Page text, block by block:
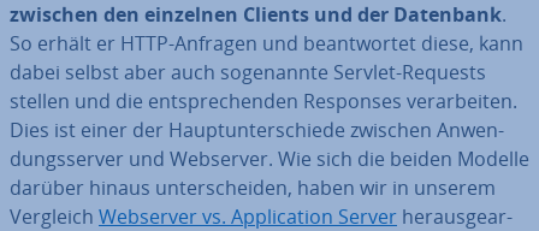
zwischen den einzelnen Clients und der Datenbank.
So erhält er HTTP-Anfragen und be­ant­wor­tet diese, kann
dabei selbst aber auch so­ge­nann­te Servlet-Requests
stellen und die ent­spre­chen­den Responses ver­ar­bei­ten.
Dies ist einer der Haupt­un­ter­schie­de zwischen An­wen­
dungs­ser­ver und Webserver. Wie sich die beiden Modelle
darüber hinaus un­ter­schei­den, haben wir in unserem
Vergleich Webserver vs. Ap­pli­ca­ti­on Server her­aus­ge­ar­